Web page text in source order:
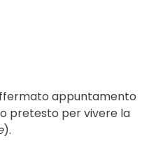
appuntamento
pretesto per vivere la
).